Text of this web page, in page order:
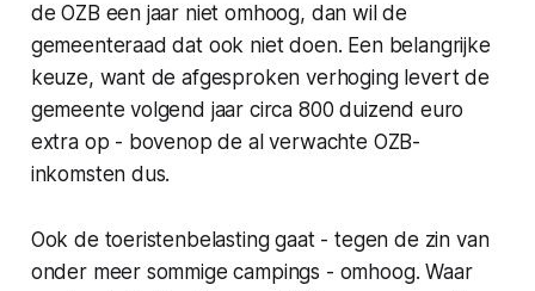
de OZB een jaar niet omhoog, dan wil de
gemeenteraad dat ook niet doen. Een belangrijke
keuze, want de afgesproken verhoging levert de
gemeente volgend jaar circa 800 duizend euro
extra op - bovenop de al verwachte OZB-
inkomsten dus.
Ook de toeristenbelasting gaat - tegen de zin van
onder meer sommige campings - omhoog. Waar